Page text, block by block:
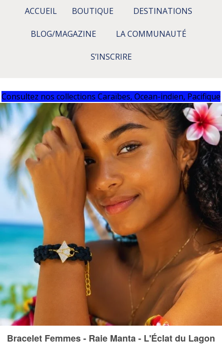
ACCUEIL BOUTIQUE DESTINATIONS
BLOG/MAGAZINE LA COMMUNAUTÉ
S’INSCRIRE
Consultez nos collections Caraïbes, Ocean-indien, Pacifique